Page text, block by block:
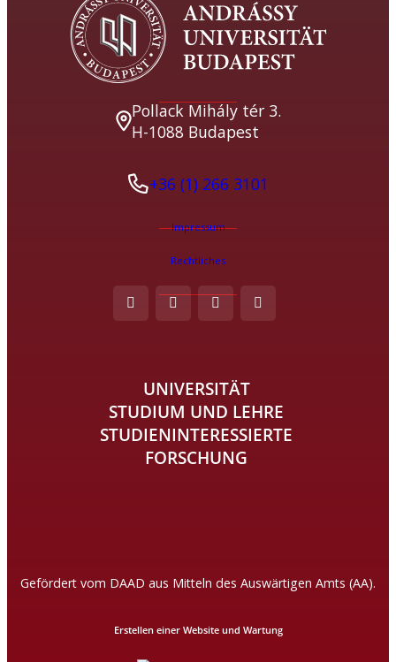
Pollack Mihály tér 3.
H-1088 Budapest
+36 (1) 266 3101
Impressum
Rechtliches
UNIVERSITÄT
STUDIUM UND LEHRE
STUDIENINTERESSIERTE
FORSCHUNG
Gefördert vom DAAD aus Mitteln des Auswärtigen Amts (AA).
Erstellen einer Website und Wartung